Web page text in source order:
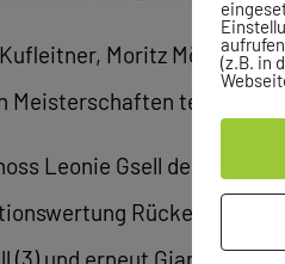
Moritz Mössner,
Meisterschaften teil zum
Leonie Gsell den
Rücken ihres
(3) und erneut Gianluca
(z.B. in